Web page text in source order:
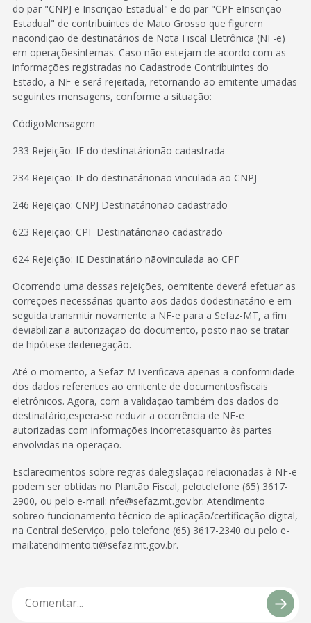
do par "CNPJ e Inscrição Estadual" e do par "CPF eInscrição
Estadual" de contribuintes de Mato Grosso que figurem
nacondição de destinatários de Nota Fiscal Eletrônica (NF-e)
em operaçõesinternas. Caso não estejam de acordo com as
informações registradas no Cadastrode Contribuintes do
Estado, a NF-e será rejeitada, retornando ao emitente umadas
seguintes mensagens, conforme a situação:
CódigoMensagem
233 Rejeição: IE do destinatárionão cadastrada
234 Rejeição: IE do destinatárionão vinculada ao CNPJ
246 Rejeição: CNPJ Destinatárionão cadastrado
623 Rejeição: CPF Destinatárionão cadastrado
624 Rejeição: IE Destinatário nãovinculada ao CPF
Ocorrendo uma dessas rejeições, oemitente deverá efetuar as
correções necessárias quanto aos dados dodestinatário e em
seguida transmitir novamente a NF-e para a Sefaz-MT, a fim
deviabilizar a autorização do documento, posto não se tratar
de hipótese dedenegação.
Até o momento, a Sefaz-MTverificava apenas a conformidade
dos dados referentes ao emitente de documentosfiscais
eletrônicos. Agora, com a validação também dos dados do
destinatário,espera-se reduzir a ocorrência de NF-e
autorizadas com informações incorretasquanto às partes
envolvidas na operação.
Esclarecimentos sobre regras dalegislação relacionadas à NF-e
podem ser obtidas no Plantão Fiscal, pelotelefone (65) 3617-
2900, ou pelo e-mail: nfe@sefaz.mt.gov.br. Atendimento
sobreo funcionamento técnico de aplicação/certificação digital,
na Central deServiço, pelo telefone (65) 3617-2340 ou pelo e-
mail:atendimento.ti@sefaz.mt.gov.br.